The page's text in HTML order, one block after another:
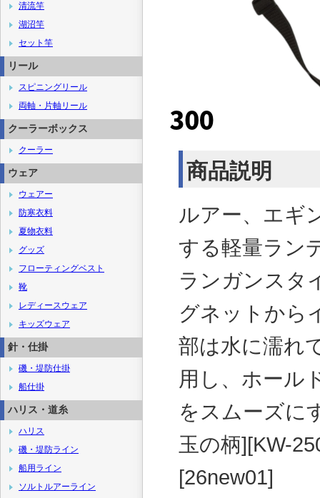
商品説明
ルアー、エギ
する軽量ラン
ランガンスタ
グネットから
部は水に濡れ
用し、ホール
をスムーズに
玉の柄][KW-
[26new01]
清流竿
湖沼竿
セット竿
リール
スピニングリール
両軸・片軸リール
クーラーボックス
クーラー
ウェア
ウェアー
防寒衣料
夏物衣料
グッズ
フローティングベスト
靴
レディースウェア
キッズウェア
針・仕掛
磯・堤防仕掛
船仕掛
ハリス・道糸
ハリス
磯・堤防ライン
船用ライン
ソルトルアーライン